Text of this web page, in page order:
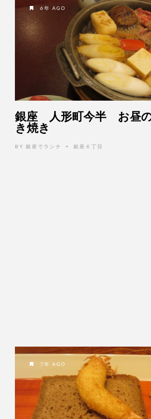
6年 AGO
銀座 人形町今半 お昼
き焼き
BY 銀座でランチ • 銀座６丁目
7年 AGO